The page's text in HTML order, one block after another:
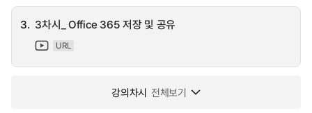
3. 3차시_ Office 365 저장 및 공유
URL
강의차시 전체보기